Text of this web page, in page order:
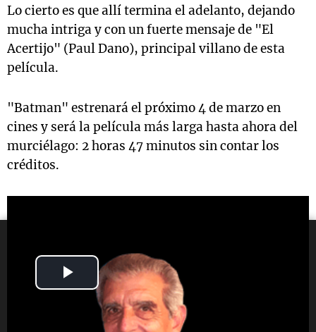
Play
Video
Lo cierto es que allí termina el adelanto, dejando
mucha intriga y con un fuerte mensaje de "El
Acertijo" (Paul Dano), principal villano de esta
película.
"Batman" estrenará el próximo 4 de marzo en
cines y será la película más larga hasta ahora del
murciélago: 2 horas 47 minutos sin contar los
créditos.